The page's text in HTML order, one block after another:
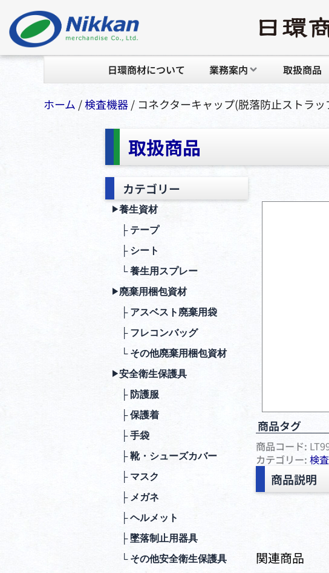
日環商材について 業務案内 取扱商品
ホーム /検査機器/ コネクターキャップ(脱落防止ストラッ
取扱商品
カテゴリー
▶︎養生資材
├ テープ
├ シート
└ 養生用スプレー
▶︎廃棄⽤梱包資材
├ アスベスト廃棄用袋
├ フレコンバッグ
└ その他廃棄用梱包資材
▶︎安全衛⽣保護具
├ 防護服
├ 保護着
├ ⼿袋
├ 靴・シューズカバー
├ マスク
├ メガネ
├ ヘルメット
├ 墜落制⽌⽤器具
└ その他安全衛⽣保護具
商品タグ
商品コード:
カテゴリー:検
商品説明
関連商品